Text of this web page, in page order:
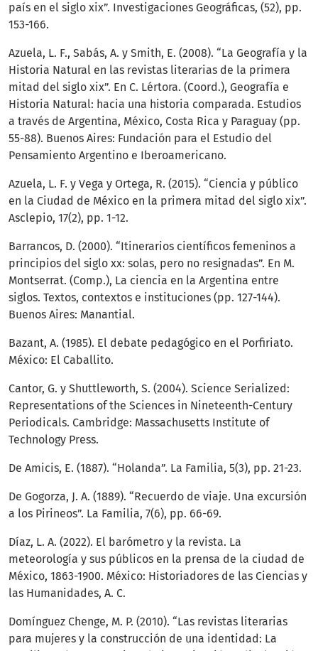
país en el siglo xix”. Investigaciones Geográficas, (52), pp.
153-166.
Azuela, L. F., Sabás, A. y Smith, E. (2008). “La Geografía y la
Historia Natural en las revistas literarias de la primera
mitad del siglo xix”. En C. Lértora. (Coord.), Geografía e
Historia Natural: hacia una historia comparada. Estudios
a través de Argentina, México, Costa Rica y Paraguay (pp.
55-88). Buenos Aires: Fundación para el Estudio del
Pensamiento Argentino e Iberoamericano.
Azuela, L. F. y Vega y Ortega, R. (2015). “Ciencia y público
en la Ciudad de México en la primera mitad del siglo xix”.
Asclepio, 17(2), pp. 1-12.
Barrancos, D. (2000). “Itinerarios científicos femeninos a
principios del siglo xx: solas, pero no resignadas”. En M.
Montserrat. (Comp.), La ciencia en la Argentina entre
siglos. Textos, contextos e instituciones (pp. 127-144).
Buenos Aires: Manantial.
Bazant, A. (1985). El debate pedagógico en el Porfiriato.
México: El Caballito.
Cantor, G. y Shuttleworth, S. (2004). Science Serialized:
Representations of the Sciences in Nineteenth-Century
Periodicals. Cambridge: Massachusetts Institute of
Technology Press.
De Amicis, E. (1887). “Holanda”. La Familia, 5(3), pp. 21-23.
De Gogorza, J. A. (1889). “Recuerdo de viaje. Una excursión
a los Pirineos”. La Familia, 7(6), pp. 66-69.
Díaz, L. A. (2022). El barómetro y la revista. La
meteorología y sus públicos en la prensa de la ciudad de
México, 1863-1900. México: Historiadores de las Ciencias y
las Humanidades, A. C.
Domínguez Chenge, M. P. (2010). “Las revistas literarias
para mujeres y la construcción de una identidad: La